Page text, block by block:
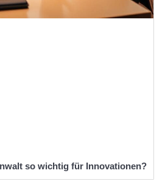
so wichtig für Innovationen?